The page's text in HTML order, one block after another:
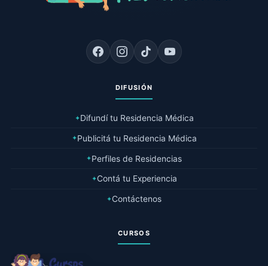
DIFUSIÓN
✦Difundí tu Residencia Médica
✦Publicitá tu Residencia Médica
✦Perfiles de Residencias
✦Contá tu Experiencia
✦Contáctenos
CURSOS